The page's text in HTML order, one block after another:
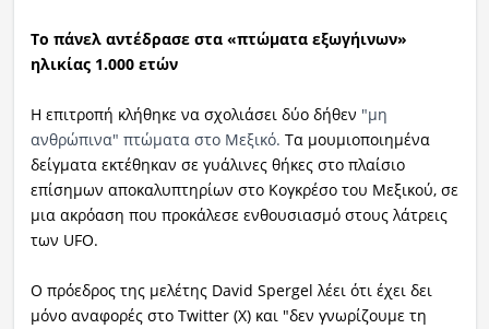
Το πάνελ αντέδρασε στα «πτώματα εξωγήινων»
ηλικίας 1.000 ετών
Η επιτροπή κλήθηκε να σχολιάσει δύο δήθεν "μη
ανθρώπινα" πτώματα στο Μεξικό. Τα μουμιοποιημένα
δείγματα εκτέθηκαν σε γυάλινες θήκες στο πλαίσιο
επίσημων αποκαλυπτηρίων στο Κογκρέσο του Μεξικού, σε
μια ακρόαση που προκάλεσε ενθουσιασμό στους λάτρεις
των UFO.
Ο πρόεδρος της μελέτης David Spergel λέει ότι έχει δει
μόνο αναφορές στο Twitter (X) και "δεν γνωρίζουμε τη